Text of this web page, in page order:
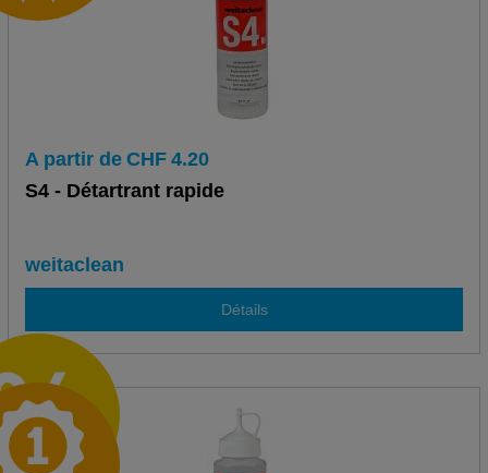
A partir de CHF 4.20
S4 - Détartrant rapide
weitaclean
Détails